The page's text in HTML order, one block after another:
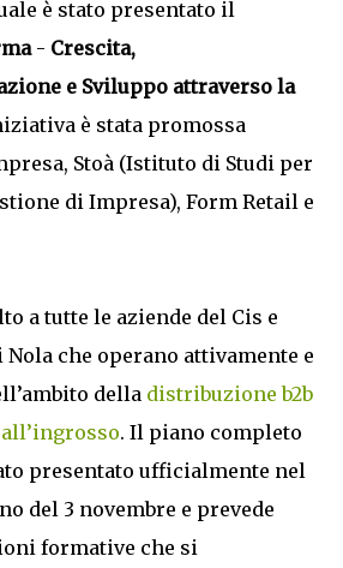
è stato presentato il
- Crescita,
e Sviluppo attraverso la
è stata promossa
Stoà (Istituto di Studi per
di Impresa), Form Retail e
a tutte le aziende del Cis e
che operano attivamente e
della distribuzione b2b
. Il piano completo
presentato ufficialmente nel
del 3 novembre e prevede
formative che si